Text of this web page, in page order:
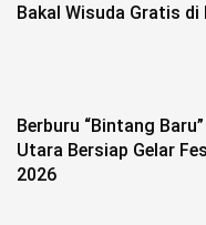
Bakal Wisuda Gratis di
Berburu “Bintang
Utara Bersiap Gelar
2026